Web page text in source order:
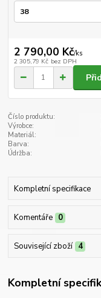
2 790,00 Kč/ks
2 305,79 Kč bez DPH
Číslo produktu:
Výrobce:
Materiál:
Barva:
Údržba:
Kompletní specifikace
Komentáře 0
Související zboží 4
Kompletní